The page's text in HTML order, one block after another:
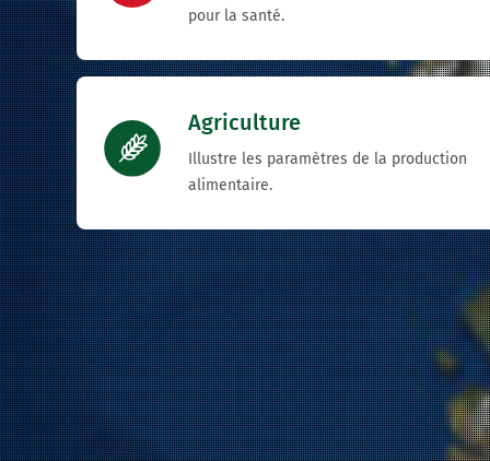
pour la santé.
Agriculture
Illustre les paramètres de la production
alimentaire.